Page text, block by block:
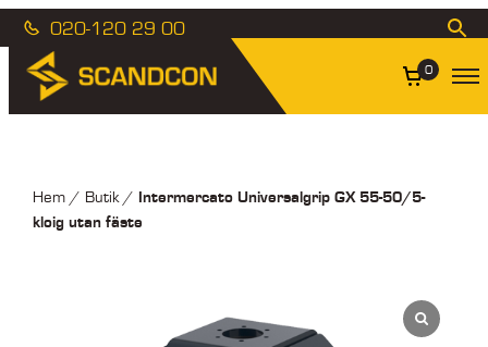
020-120 29 00
0
Hem/ Butik/ Intermercato Universalgrip GX 55-50/5-
kloig utan fäste